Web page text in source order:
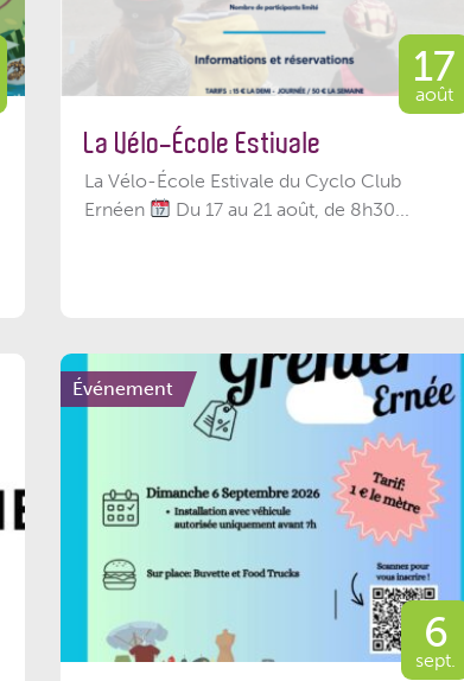
17
août
La Vélo-École Estivale
La Vélo-École Estivale du Cyclo Club
Ernéen
Du 17 au 21 août, de 8h30...
Événement
6
sept.